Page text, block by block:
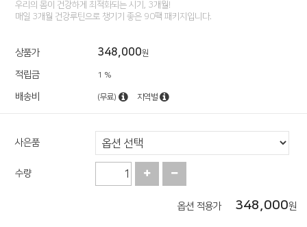
우리의 몸이 건강하게 최적화되는 시기, 3개월!
매일 3개월 건강루틴으로 챙기기 좋은 90팩 패키지입니다.
상품가 348,000원
적립금 1 %
배송비 (무료) 지역별
사은품
수량
옵션 적용가 348,000원